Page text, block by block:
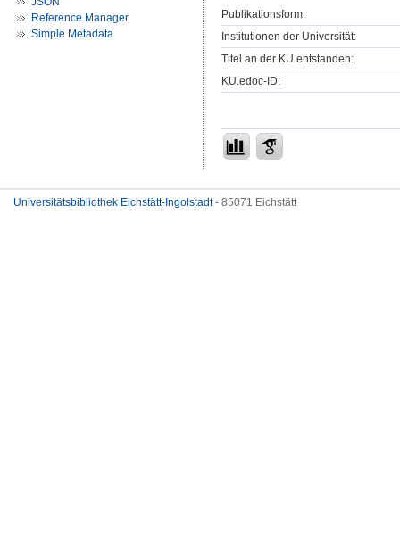
Reference Manager
Simple Metadata
Publikationsform:
Institutionen der Universität:
Titel an der KU entstanden:
KU.edoc-ID:
Universitätsbibliothek Eichstätt-Ingolstadt- 85071 Eichstätt